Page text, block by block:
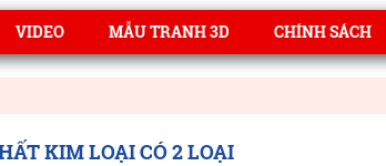
VIDEO MẪU TRANH 3D CHÍNH SÁCH
KIM LOẠI CÓ 2 LOẠI